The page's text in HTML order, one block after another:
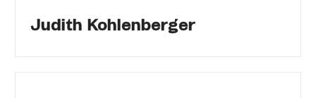
Judith Kohlenberger